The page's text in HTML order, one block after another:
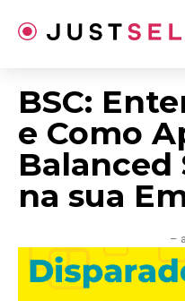
para
BSC:
e Como
Balanced
na sua
–